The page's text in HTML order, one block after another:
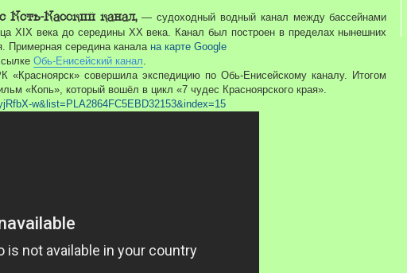
Кеть-Касский канал,— судоходный водный канал между бассейнами
XIX века до середины XX века. Канал был построен в пределах нынешних
Примерная середина канала на карте Google
Обь-Енисейский канал.
«Красноярск» совершила экспедицию по Обь-Енисейскому каналу. Итогом
«Копь», который вошёл в цикл «7 чудес Красноярского края».
w&list=PLA2864FC5EBD32153&index=15